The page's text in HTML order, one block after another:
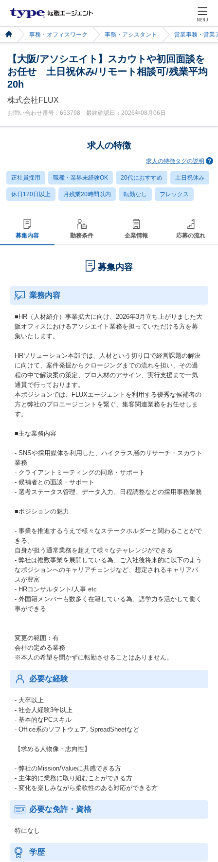
MENU
事務・オフィスワーク 事務・アシスタント 営業事務・営業
【大阪/アソシエイト】スカウトや初回面談を
お任せ 土日祝休み/リモート相談可/残業平均
20h
株式会社FLUX
お問い合わせ番号：653798 最終確認日：2026年08月06日
求人の特徴
求人の特徴タグの説明
正社員採用 職種・業界未経験OK 20代におすすめ 土日祝休み
休日120日以上 月残業20時間以内 転勤なし フレックス
募集内容 勤務条件 企業情報 応募の流れ
募集内容
業務内容
■HR（人材紹介）事業拡大に向け、2026年3月立ち上がりました大
阪オフィスにおけるアソシエイト業務を担っていただける方を募
集いたします。
HRソリューション本部では、人材という切り口で経営課題の解決
に向けて、案件発掘からクロージングまでの流れを担い、その過
程の中で解決案の策定、プロ人材のアサイン、実行支援まで一気
通貫で行っております。
本ポジションでは、FLUXエージェントを利用する優秀な候補者の
方と弊社のプロエージェントを繋ぐ、集客関連業務をお任せしま
す。
■主な業務内容
- SNSや採用媒体を利用した、ハイクラス層のリサーチ・スカウト
業務
- クライアントミーティングの同席・サポート
- 候補者との面談・サポート
- 選考ステータス管理、データ入力、日程調整などの採用事務業務
■ポジションの魅力
- 事業を推進するうえで様々なステークホルダーと関わることがで
きる。
自身が担う通常業務を超えて様々なチャレンジができる
- 弊社は複数事業を展開している為、ご入社後将来的に以下のよう
なポジションへのキャリアチェンジなど、想定されるキャリアパ
スが豊富
- HRコンサルタント/人事 etc…
- 外国籍メンバーも数多く在籍している為、語学力を活かして働く
事ができる
変更の範囲：有
会社の定める業務
※本人の希望を聞かずに転勤させることはありません。
必要な経験
- 大卒以上
- 社会人経験3年以上
- 基本的なPCスキル
- Office系のソフトウェア, SpreadSheetなど
【求める人物像・志向性】
- 弊社のMission/Valueに共感できる方
- 主体的に業務に取り組むことができる方
- 変化を楽しみながら柔軟性のある対応ができる方
必要な免許・資格
特になし
学歴